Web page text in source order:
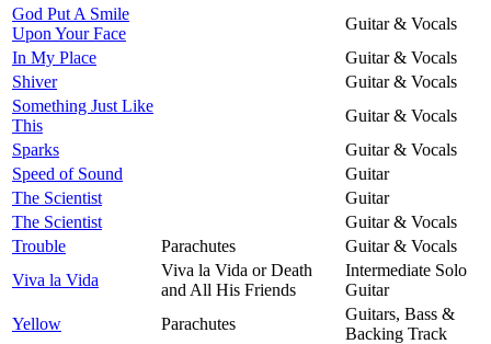
God Put A Smile
Upon Your Face
Guitar & Vocals
In My Place
Guitar & Vocals
Shiver
Guitar & Vocals
Something Just Like
This
Guitar & Vocals
Sparks
Guitar & Vocals
Speed of Sound
Guitar
The Scientist
Guitar
The Scientist
Guitar & Vocals
Trouble
Parachutes
Guitar & Vocals
Viva la Vida
Viva la Vida or Death
and All His Friends
Intermediate Solo
Guitar
Yellow
Parachutes
Guitars, Bass &
Backing Track